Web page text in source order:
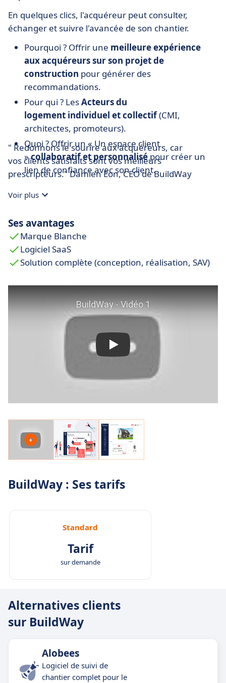
En quelques clics, l'acquéreur peut consulter,
échanger et suivre l'avancée de son chantier.
Pourquoi ? Offrir une meilleure expérience
aux acquéreurs sur son projet de
construction pour générer des
recommandations.
Pour qui ? LesActeurs du
logement individuel et collectif(CMI,
architectes, promoteurs).
Quoi ? Offrir un « Un espace client
»collaboratif et personnalisépour créer un
lien de confiance avec son client.
grise.
" Redonnons le sourire aux acquéreurs, car
vos clients satisfaits sont vos meilleurs
prescripteurs." Damien Eon, CEO de BuildWay
Voir plus
Ses avantages
Marque Blanche
Logiciel SaaS
Solution complète (conception, réalisation, SAV)
BuildWay : Ses tarifs
Standard
Tarif
sur demande
Alternatives clients
sur BuildWay
Alobees
Logiciel de suivi de
chantier complet pour le